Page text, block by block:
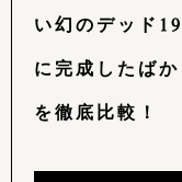
い幻のデッド
に完成したば
を徹底比較！